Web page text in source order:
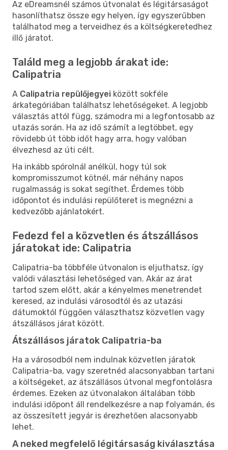
Az eDreamsnél számos útvonalat és légitársaságot
hasonlíthatsz össze egy helyen, így egyszerűbben
találhatod meg a terveidhez és a költségkeretedhez
illő járatot.
Találd meg a legjobb árakat ide:
Calipatria
A Calipatria repülőjegyei között sokféle
árkategóriában találhatsz lehetőségeket. A legjobb
választás attól függ, számodra mi a legfontosabb az
utazás során. Ha az idő számít a legtöbbet, egy
rövidebb út több időt hagy arra, hogy valóban
élvezhesd az úti célt.
Ha inkább spórolnál anélkül, hogy túl sok
kompromisszumot kötnél, már néhány napos
rugalmasság is sokat segíthet. Érdemes több
időpontot és indulási repülőteret is megnézni a
kedvezőbb ajánlatokért.
Fedezd fel a közvetlen és átszállásos
járatokat ide: Calipatria
Calipatria-ba többféle útvonalon is eljuthatsz, így
valódi választási lehetőséged van. Akár az árat
tartod szem előtt, akár a kényelmes menetrendet
keresed, az indulási városodtól és az utazási
dátumoktól függően választhatsz közvetlen vagy
átszállásos járat között.
Átszállásos járatok Calipatria-ba
Ha a városodból nem indulnak közvetlen járatok
Calipatria-ba, vagy szeretnéd alacsonyabban tartani
a költségeket, az átszállásos útvonal megfontolásra
érdemes. Ezeken az útvonalakon általában több
indulási időpont áll rendelkezésre a nap folyamán, és
az összesített jegyár is érezhetően alacsonyabb
lehet.
A neked megfelelő légitársaság kiválasztása